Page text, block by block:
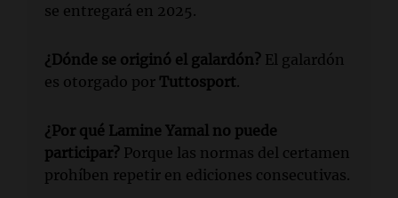
se entregará en 2025.
¿Dónde se originó el galardón? El galardón
es otorgado por Tuttosport.
¿Por qué Lamine Yamal no puede
participar? Porque las normas del certamen
prohíben repetir en ediciones consecutivas.